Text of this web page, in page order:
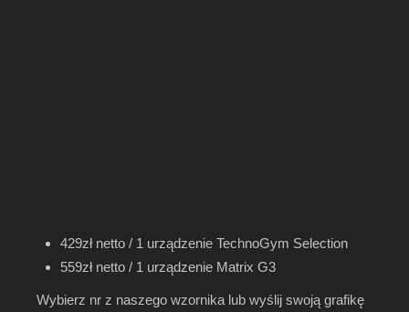
429zł netto / 1 urządzenie TechnoGym Selection
559zł netto / 1 urządzenie Matrix G3
Wybierz nr z naszego wzornika lub wyślij swoją grafikę